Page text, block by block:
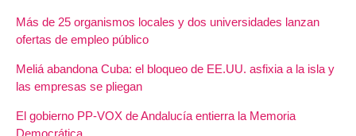
Más de 25 organismos locales y dos universidades lanzan
ofertas de empleo público
Meliá abandona Cuba: el bloqueo de EE.UU. asfixia a la isla y
las empresas se pliegan
El gobierno PP-VOX de Andalucía entierra la Memoria
Democrática